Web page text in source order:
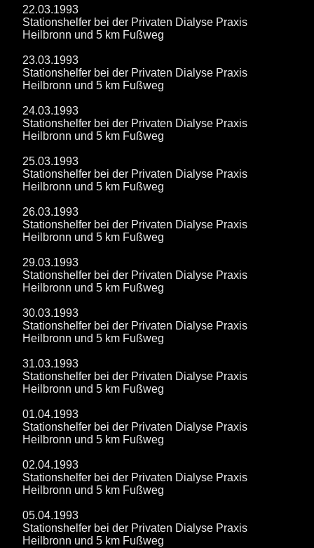
22.03.1993
Stationshelfer bei der Privaten Dialyse Praxis
Heilbronn und 5 km Fußweg
23.03.1993
Stationshelfer bei der Privaten Dialyse Praxis
Heilbronn und 5 km Fußweg
24.03.1993
Stationshelfer bei der Privaten Dialyse Praxis
Heilbronn und 5 km Fußweg
25.03.1993
Stationshelfer bei der Privaten Dialyse Praxis
Heilbronn und 5 km Fußweg
26.03.1993
Stationshelfer bei der Privaten Dialyse Praxis
Heilbronn und 5 km Fußweg
29.03.1993
Stationshelfer bei der Privaten Dialyse Praxis
Heilbronn und 5 km Fußweg
30.03.1993
Stationshelfer bei der Privaten Dialyse Praxis
Heilbronn und 5 km Fußweg
31.03.1993
Stationshelfer bei der Privaten Dialyse Praxis
Heilbronn und 5 km Fußweg
01.04.1993
Stationshelfer bei der Privaten Dialyse Praxis
Heilbronn und 5 km Fußweg
02.04.1993
Stationshelfer bei der Privaten Dialyse Praxis
Heilbronn und 5 km Fußweg
05.04.1993
Stationshelfer bei der Privaten Dialyse Praxis
Heilbronn und 5 km Fußweg